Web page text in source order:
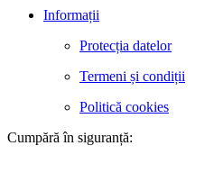
Informații
Protecția datelor
Termeni și condiții
Politică cookies
Cumpără în siguranță: